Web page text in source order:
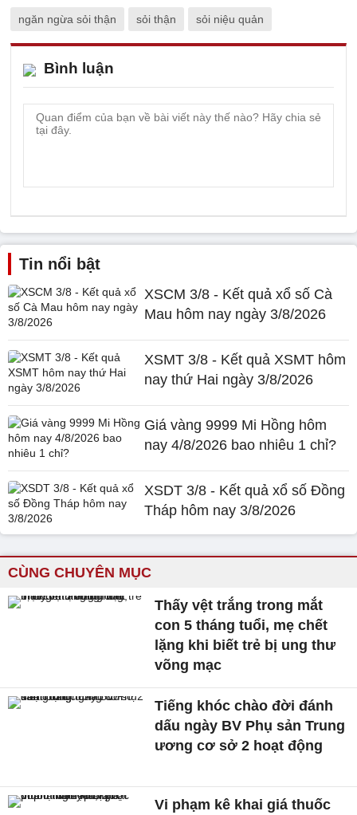
ngăn ngừa sỏi thận sỏi thận sỏi niệu quản
Bình luận
Tin nổi bật
XSCM 3/8 - Kết quả xổ số Cà
Mau hôm nay ngày 3/8/2026
XSMT 3/8 - Kết quả XSMT hôm
nay thứ Hai ngày 3/8/2026
Giá vàng 9999 Mi Hồng hôm
nay 4/8/2026 bao nhiêu 1 chỉ?
XSDT 3/8 - Kết quả xổ số Đồng
Tháp hôm nay 3/8/2026
CÙNG CHUYÊN MỤC
Thấy vệt trắng trong mắt
con 5 tháng tuổi, mẹ chết
lặng khi biết trẻ bị ung thư
võng mạc
Tiếng khóc chào đời đánh
dấu ngày BV Phụ sản Trung
ương cơ sở 2 hoạt động
Vi phạm kê khai giá thuốc